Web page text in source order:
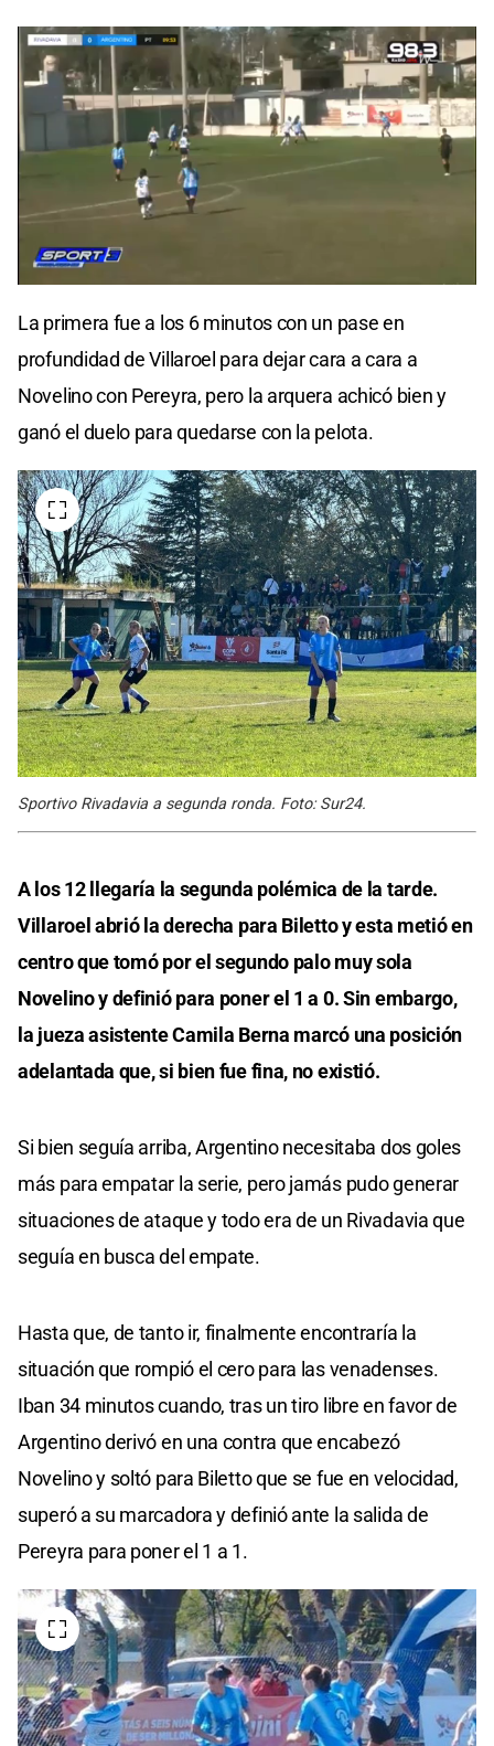
La primera fue a los 6 minutos con un pase en
profundidad de Villaroel para dejar cara a cara a
Novelino con Pereyra, pero la arquera achicó bien y
ganó el duelo para quedarse con la pelota.
Sportivo Rivadavia a segunda ronda. Foto: Sur24.
A los 12 llegaría la segunda polémica de la tarde.
Villaroel abrió la derecha para Biletto y esta metió en
centro que tomó por el segundo palo muy sola
Novelino y definió para poner el 1 a 0. Sin embargo,
la jueza asistente Camila Berna marcó una posición
adelantada que, si bien fue fina, no existió.
Si bien seguía arriba, Argentino necesitaba dos goles
más para empatar la serie, pero jamás pudo generar
situaciones de ataque y todo era de un Rivadavia que
seguía en busca del empate.
Hasta que, de tanto ir, finalmente encontraría la
situación que rompió el cero para las venadenses.
Iban 34 minutos cuando, tras un tiro libre en favor de
Argentino derivó en una contra que encabezó
Novelino y soltó para Biletto que se fue en velocidad,
superó a su marcadora y definió ante la salida de
Pereyra para poner el 1 a 1.